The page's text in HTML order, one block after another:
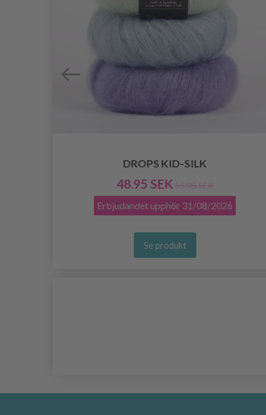
DROPS KID-SILK
48.95 SEK 55.95 SEK
Erbjudandet upphör 31/08/2026
Se produkt